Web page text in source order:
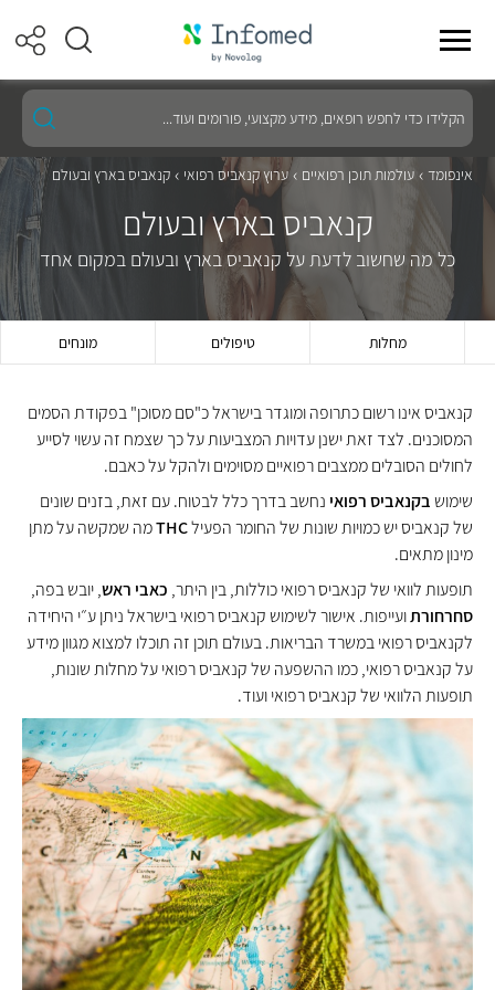
הקלידו
כדי
לחפש
רופאים,
מידע
פורומים
ועוד...
אינפומד עולמות תוכן רפואיים ערוץ קנאביס רפואי קנאביס בארץ ובעולם
קנאביס בארץ ובעולם
כל מה שחשוב לדעת על קנאביס בארץ ובעולם במקום אחד
מחלות טיפולים מונחים
קנאביס אינו רשום כתרופה ומוגדר בישראל כ"סם מסוכן" בפקודת הסמים
המסוכנים. לצד זאת ישנן עדויות המצביעות על כך שצמח זה עשוי לסייע
לחולים הסובלים ממצבים רפואיים מסוימים ולהקל על כאבם.
שימושבקנאביס רפואי נחשב בדרך כלל לבטוח. עם זאת, בזנים שונים
של קנאביס יש כמויות שונות של החומר הפעיל
מה שמקשה על מתן
מינון מתאים.
תופעות לוואי של קנאביס רפואי כוללות, בין היתר, כאבי ראש, יובש בפה,
סחרחורתועייפות. אישור לשימוש קנאביס רפואי בישראל ניתן ע״י היחידה
לקנאביס רפואי במשרד הבריאות.בעולם תוכן זה תוכלו למצוא מגוון מידע
על קנאביס רפואי, כמו ההשפעה של קנאביס רפואי על מחלות שונות,
תופעות הלוואי של קנאביס רפואי ועוד.